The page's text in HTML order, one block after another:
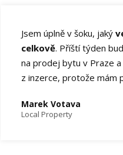
Jsem úplně v šoku, jaký
celkově. Příští týden
na prodej bytu v Praze
z inzerce, protože mám
Marek Votava
Local Property